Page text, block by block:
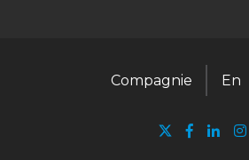
Compagnie En